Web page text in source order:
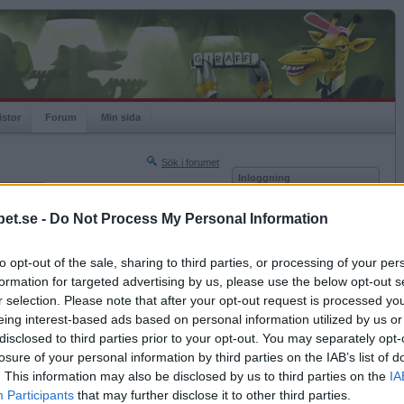
- Do Not Process My Personal Information
opt-out of the sale, sharing to third parties, or processing of your
for targeted advertising by us, please use the below opt-out
selection. Please note that after your opt-out request is processed
interest-based ads based on personal information utilized by us
to third parties prior to your opt-out. You may separately
of your personal information by third parties on the IAB’s list of
This information may also be disclosed by us to third parties on the
Participants that may further disclose it to other third parties.
Forum Min sida
Sök i forumet
Nästa sida »
2024-02-20 20:10
sallad
Inloggning
Kom ihåg mig
Glömt ditt lösenord?
Få ny aktiveringslänk
Betapet är gratis!